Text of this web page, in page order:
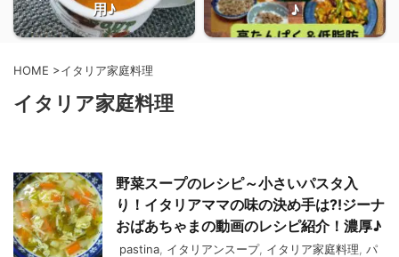
用♪
♪
HOME >イタリア家庭料理
イタリア家庭料理
野菜スープのレシピ～小さいパスタ入
り！イタリアママの味の決め手は⁈ジーナ
おばあちゃまの動画のレシピ紹介！濃厚♪
pastina イタリアンスープ, イタリア家庭料理 パ